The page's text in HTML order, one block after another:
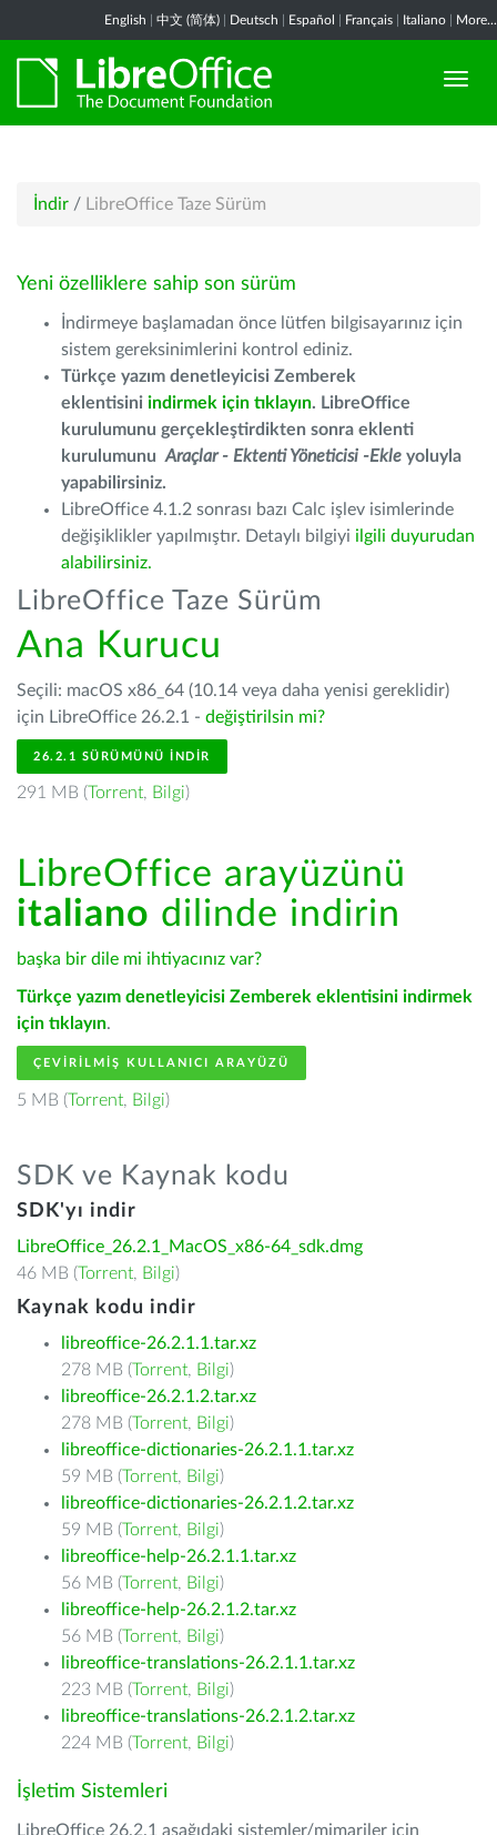
English 中文 (简体) Deutsch Español Français Italiano More...
İndir / LibreOffice Taze Sürüm
Yeni özelliklere sahip son sürüm
İndirmeye başlamadan önce lütfen bilgisayarınız için
sistem gereksinimlerini kontrol ediniz.
Türkçe yazım denetleyicisi Zemberek
eklentisini indirmek için tıklayın. LibreOffice
kurulumunu gerçekleştirdikten sonra eklenti
kurulumunu Araçlar - Ektenti Yöneticisi -Ekle yoluyla
yapabilirsiniz.
LibreOffice 4.1.2 sonrası bazı Calc işlev isimlerinde
değişiklikler yapılmıştır. Detaylı bilgiyi ilgili duyurudan
alabilirsiniz.
LibreOffice Taze Sürüm
Ana Kurucu
Seçili: macOS x86_64 (10.14 veya daha yenisi gereklidir)
için LibreOffice 26.2.1 - değiştirilsin mi?
26.2.1 SÜRÜMÜNÜ İNDIR
291 MB (Torrent, Bilgi)
LibreOffice arayüzünü
italiano dilinde indirin
başka bir dile mi ihtiyacınız var?
Türkçe yazım denetleyicisi Zemberek eklentisini indirmek
için tıklayın.
ÇEVIRILMIŞ KULLANICI ARAYÜZÜ
5 MB (Torrent, Bilgi)
SDK ve Kaynak kodu
SDK'yı indir
LibreOffice_26.2.1_MacOS_x86-64_sdk.dmg
46 MB (Torrent, Bilgi)
Kaynak kodu indir
libreoffice-26.2.1.1.tar.xz
278 MB (Torrent, Bilgi)
libreoffice-26.2.1.2.tar.xz
278 MB (Torrent, Bilgi)
libreoffice-dictionaries-26.2.1.1.tar.xz
59 MB (Torrent, Bilgi)
libreoffice-dictionaries-26.2.1.2.tar.xz
59 MB (Torrent, Bilgi)
libreoffice-help-26.2.1.1.tar.xz
56 MB (Torrent, Bilgi)
libreoffice-help-26.2.1.2.tar.xz
56 MB (Torrent, Bilgi)
libreoffice-translations-26.2.1.1.tar.xz
223 MB (Torrent, Bilgi)
libreoffice-translations-26.2.1.2.tar.xz
224 MB (Torrent, Bilgi)
İşletim Sistemleri
LibreOffice 26.2.1 aşağıdaki sistemler/mimariler için